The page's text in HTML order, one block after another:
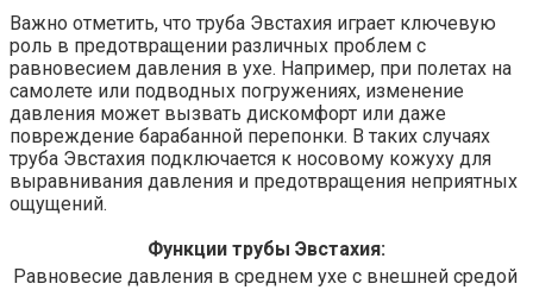
Важно отметить, что труба Эвстахия играет ключевую
роль в предотвращении различных проблем с
равновесием давления в ухе. Например, при полетах на
самолете или подводных погружениях, изменение
давления может вызвать дискомфорт или даже
повреждение барабанной перепонки. В таких случаях
труба Эвстахия подключается к носовому кожуху для
выравнивания давления и предотвращения неприятных
ощущений.
Функции трубы Эвстахия:
Равновесие давления в среднем ухе с внешней средой